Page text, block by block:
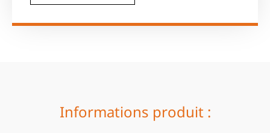
Informations produit :